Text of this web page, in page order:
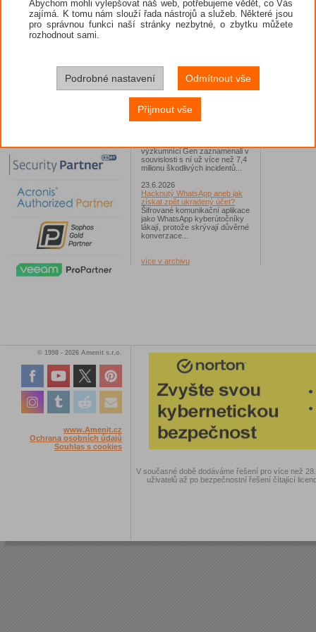
26.6.2026
ESET: S příchodem léta
zaplavují Česko falešné mobilní
Chase Home App či Candy
Race Launcher. Hlavním cílem
útočníků bylo v tomto případě
Polsko, následováno Českem a
Slovenskem...
24.6.2026
výzkumníci Gen zaznamenali v
souvislosti s ní už více než 7,4
milionu škodlivých incidentů...
23.6.2026
Hacknutý WhatsApp aneb jak
získat zpět ukradený účet?
Šifrované komunikační aplikace
jako WhatsApp kyberútočníky
lákají, protože skrývají důvěrné
konverzace...
více v archivu
© 1998 - 2026 Amenit s.r.o.
www.Amenit.cz
Ochrana osobních údajů
Souhlas s cookies
V současné době dodáváme řešení pro více než
uživatelů až po bezpečnostní řešení čítající
Abychom mohli vylepšovat náš web, potřebujeme vědět, co Vás
zajímá. K tomu nám slouží řada nástrojů a služeb. Některé jsou
pro správnou funkci naší stránky nezbytné, o zbytku můžete
rozhodnout sami.
Podrobné nastavení Odmítnout vše
Přijmout vše